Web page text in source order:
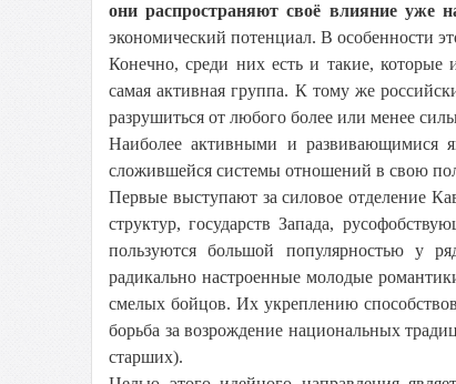
они распространяют своё влияние уже
экономический потенциал. В особенности
Конечно, среди них есть и такие,
самая активная группа. К тому же
разрушиться от любого более или менее
Наиболее активными и развивающимися
сложившейся системы отношений в свою
Первые выступают за силовое отделение
структур, государств Запада,
пользуются большой популярностью у
радикально настроенные молодые
смелых бойцов. Их укреплению
борьба за возрождение национальных
старших).